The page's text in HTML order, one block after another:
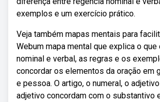
exemplos e um exercício prático.
Veja também mapas mentais para
Webum mapa mental que explica o que
nominal e verbal, as regras e os
concordar os elementos da oração em
e pessoa. O artigo, o numeral, o
adjetivo concordam com o substantivo